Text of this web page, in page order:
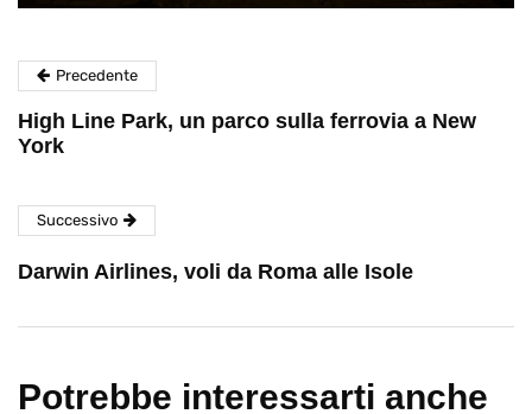
Precedente
High Line Park, un parco sulla ferrovia a New
York
Successivo
Darwin Airlines, voli da Roma alle Isole
Potrebbe interessarti anche